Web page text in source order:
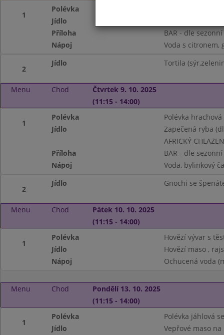
1
Polévka
Jídlo
Příloha
BAR - dle
Nápoj
Voda s citronem,
2
Jídlo Tortila
Menu Chod
Čtvrtek 9. 10. 2025
(11:15 - 14:00)
1
Polévka
Polévka
Jídlo
Zapečená ryba
AFRICKÝ
Příloha
BAR - dle
Nápoj
Voda, bylinkový
2
Jídlo Gnochi se
Menu Chod
Pátek 10. 10. 2025
(11:15 - 14:00)
1
Polévka
Hovězí vývar s
Jídlo
Hovězí maso ,
Nápoj
Ochucená voda
Menu Chod
Pondělí 13. 10. 2025
(11:15 - 14:00)
1
Polévka
Polévka jáhlová
Jídlo
Vepřové maso